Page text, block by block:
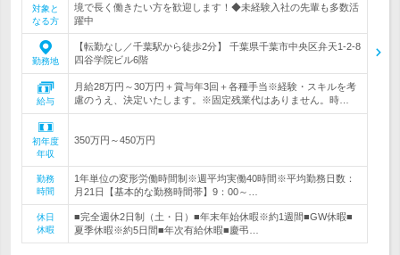
対象と
なる方
境で長く働きたい方を歓迎します！◆未経験入社の先輩も多数活
躍中
勤務地
【転勤なし／千葉駅から徒歩2分】 千葉県千葉市中央区弁天1-2-8
四谷学院ビル6階
給与
月給28万円～30万円＋賞与年3回＋各種手当※経験・スキルを考
慮のうえ、決定いたします。※固定残業代はありません。時…
初年度
年収
350万円～450万円
勤務
時間
1年単位の変形労働時間制※週平均実働40時間※平均勤務日数：
月21日【基本的な勤務時間帯】9：00～…
休日
休暇
■完全週休2日制（土・日）■年末年始休暇※約1週間■GW休暇■
夏季休暇※約5日間■年次有給休暇■慶弔…